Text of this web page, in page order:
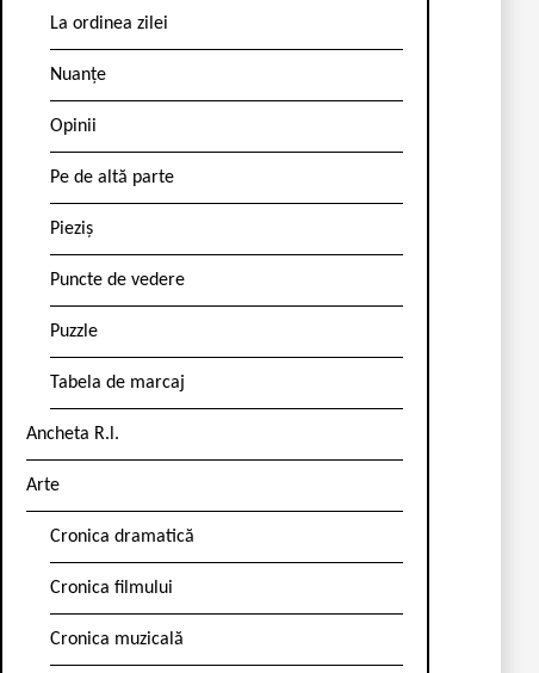
La ordinea zilei
Nuanțe
Opinii
Pe de altă parte
Pieziș
Puncte de vedere
Puzzle
Tabela de marcaj
Ancheta R.l.
Arte
Cronica dramatică
Cronica filmului
Cronica muzicală